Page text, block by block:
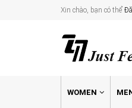
Xin chào, bạn có thể
WOMEN